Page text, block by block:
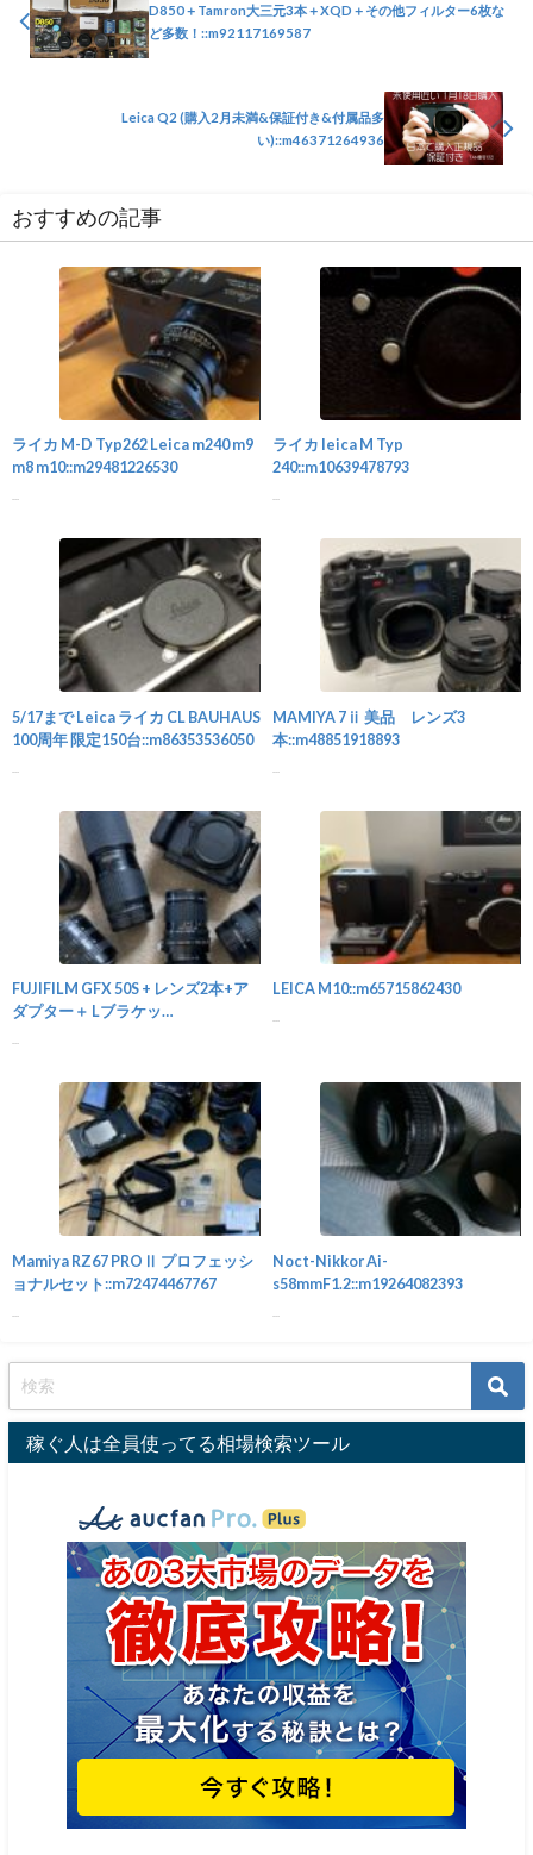
D850＋Tamron大三元3本＋XQD＋その他フィルター6枚な
ど多数！::m92117169587
Leica Q2 (購入2月未満&保証付き&付属品多
い)::m46371264936
おすすめの記事
ライカ M-D Typ262 Leica m240 m9
m8 m10::m29481226530
ライカ leica M Typ
240::m10639478793
5/17まで Leica ライカ CL BAUHAUS
100周年 限定150台::m86353536050
MAMIYA 7ⅱ 美品 レンズ3
本::m48851918893
FUJIFILM GFX 50S + レンズ2本+ア
ダプター＋ Lブラケッ
LEICA M10::m65715862430
Mamiya RZ67 PROⅡ プロフェッシ
ョナルセット::m72474467767
Noct-Nikkor Ai-
s58mmF1.2::m19264082393
稼ぐ人は全員使ってる相場検索ツール